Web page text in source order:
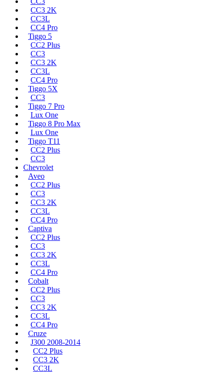
CC3 2K
CC3L
CC4 Pro
Tiggo 5
CC2 Plus
CC3
CC3 2K
CC3L
CC4 Pro
Tiggo 5X
CC3
Tiggo 7 Pro
Lux One
Tiggo 8 Pro Max
Lux One
Tiggo T11
CC2 Plus
CC3
Chevrolet
Aveo
CC2 Plus
CC3
CC3 2K
CC3L
CC4 Pro
Captiva
CC2 Plus
CC3
CC3 2K
CC3L
CC4 Pro
Cobalt
CC2 Plus
CC3
CC3 2K
CC3L
CC4 Pro
Cruze
J300 2008-2014
CC2 Plus
CC3 2K
CC3L